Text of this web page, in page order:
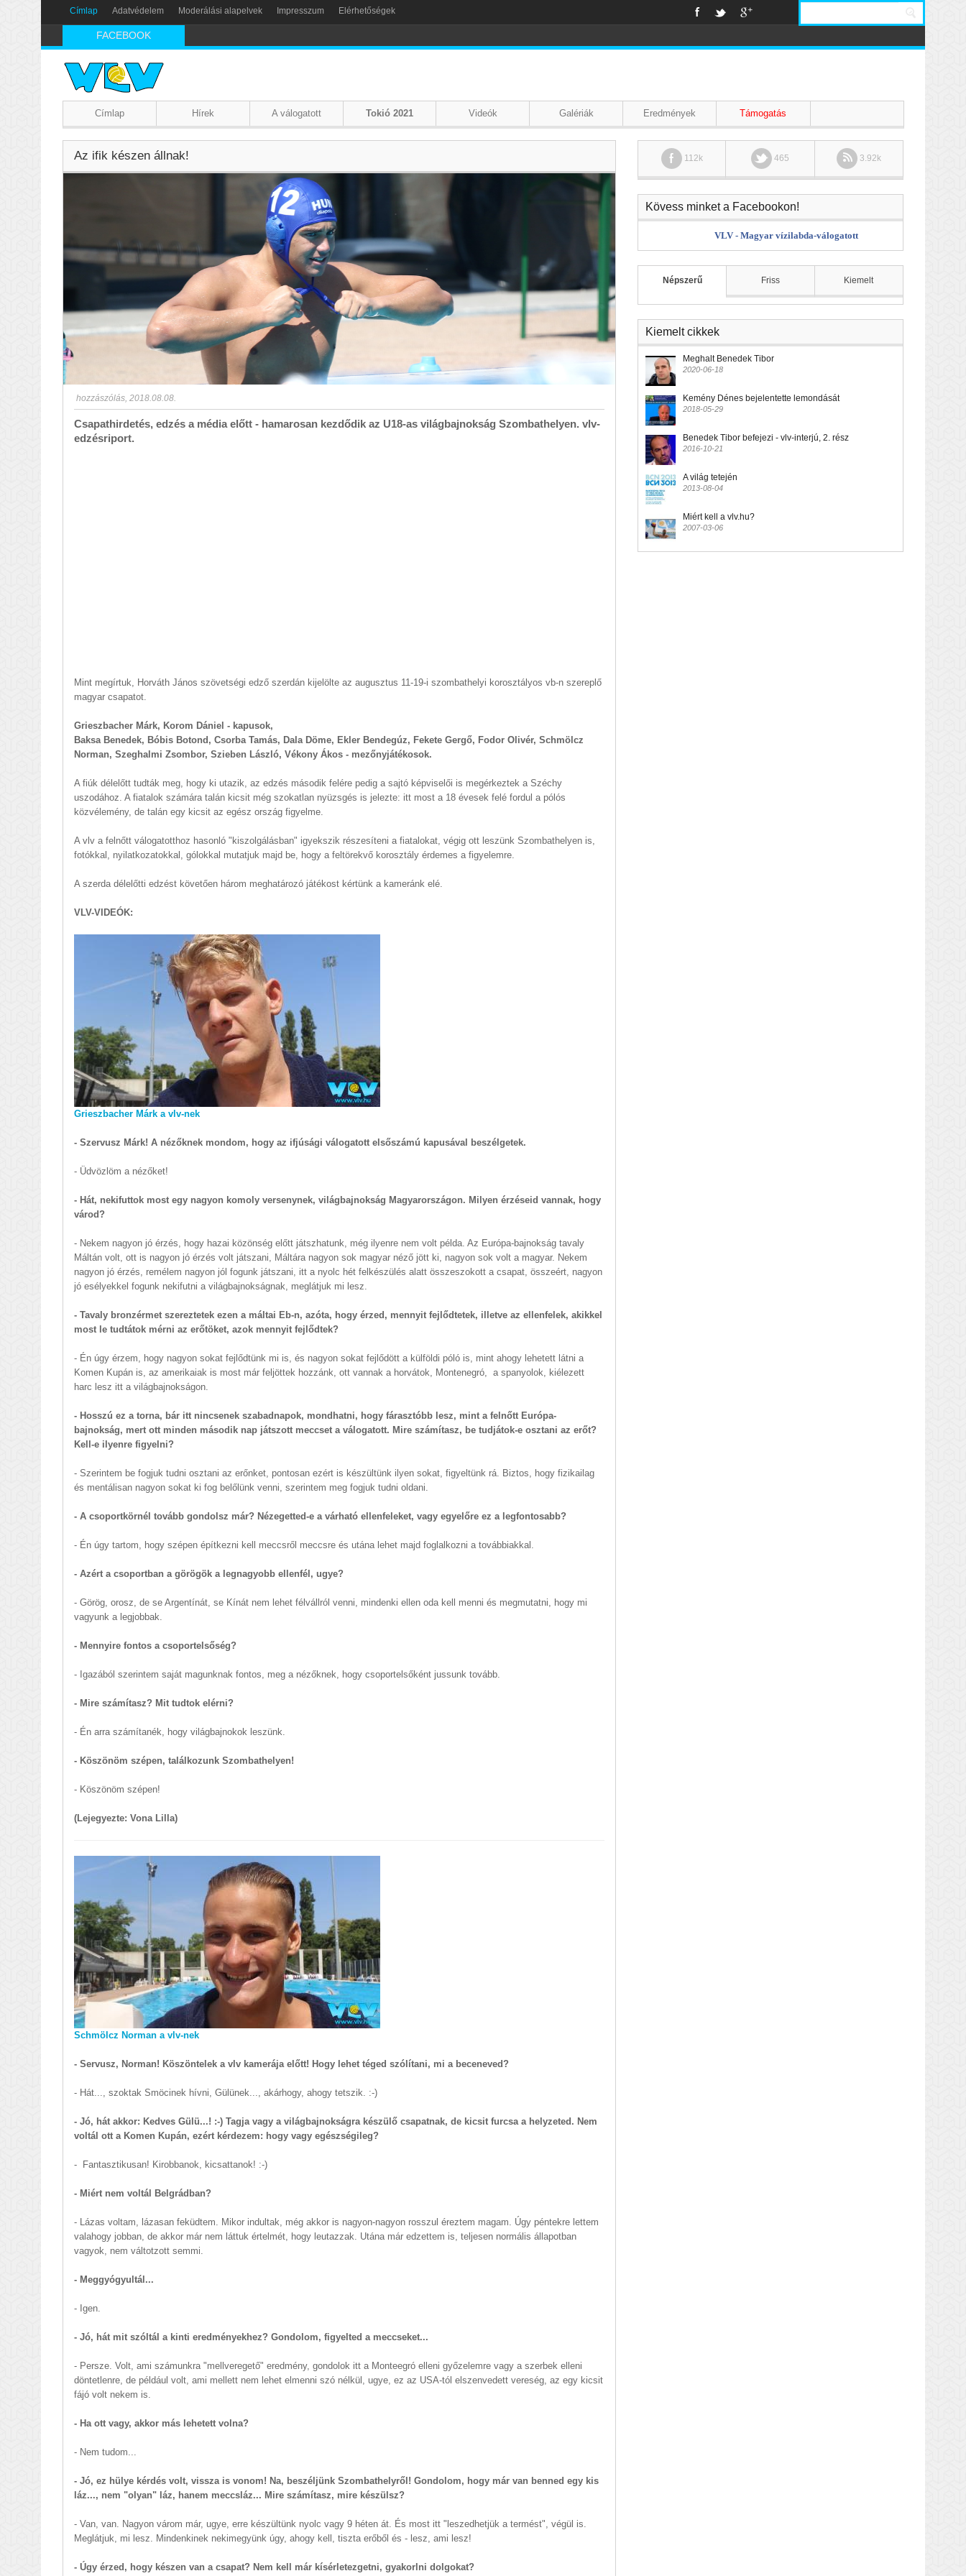
Címlap Adatvédelem Moderálási alapelvek Impresszum Elérhetőségek
FACEBOOK
Címlap Hírek A válogatott Tokió 2021 Videók Galériák Eredmények Támogatás
Az ifik készen állnak!
hozzászólás, 2018.08.08.
Csapathirdetés, edzés a média előtt - hamarosan kezdődik az U18-as világbajnokság Szombathelyen. vlv-
edzésriport.
Mint megírtuk, Horváth János szövetségi edző szerdán kijelölte az augusztus 11-19-i szombathelyi korosztályos vb-n szereplő
magyar csapatot.
Grieszbacher Márk, Korom Dániel - kapusok,
Baksa Benedek, Bóbis Botond, Csorba Tamás, Dala Döme, Ekler Bendegúz, Fekete Gergő, Fodor Olivér, Schmölcz
Norman, Szeghalmi Zsombor, Szieben László, Vékony Ákos - mezőnyjátékosok.
A fiúk délelőtt tudták meg, hogy ki utazik, az edzés második felére pedig a sajtó képviselői is megérkeztek a Széchy
uszodához. A fiatalok számára talán kicsit még szokatlan nyüzsgés is jelezte: itt most a 18 évesek felé fordul a pólós
közvélemény, de talán egy kicsit az egész ország figyelme.
A vlv a felnőtt válogatotthoz hasonló "kiszolgálásban" igyekszik részesíteni a fiatalokat, végig ott leszünk Szombathelyen is,
fotókkal, nyilatkozatokkal, gólokkal mutatjuk majd be, hogy a feltörekvő korosztály érdemes a figyelemre.
A szerda délelőtti edzést követően három meghatározó játékost kértünk a kameránk elé.
VLV-VIDEÓK:
Grieszbacher Márk a vlv-nek
- Szervusz Márk! A nézőknek mondom, hogy az ifjúsági válogatott elsőszámú kapusával beszélgetek.
- Üdvözlöm a nézőket!
- Hát, nekifuttok most egy nagyon komoly versenynek, világbajnokság Magyarországon. Milyen érzéseid vannak, hogy
várod?
- Nekem nagyon jó érzés, hogy hazai közönség előtt játszhatunk, még ilyenre nem volt példa. Az Európa-bajnokság tavaly
Máltán volt, ott is nagyon jó érzés volt játszani, Máltára nagyon sok magyar néző jött ki, nagyon sok volt a magyar. Nekem
nagyon jó érzés, remélem nagyon jól fogunk játszani, itt a nyolc hét felkészülés alatt összeszokott a csapat, összeért, nagyon
jó esélyekkel fogunk nekifutni a világbajnokságnak, meglátjuk mi lesz.
- Tavaly bronzérmet szereztetek ezen a máltai Eb-n, azóta, hogy érzed, mennyit fejlődtetek, illetve az ellenfelek, akikkel
most le tudtátok mérni az erőtöket, azok mennyit fejlődtek?
- Én úgy érzem, hogy nagyon sokat fejlődtünk mi is, és nagyon sokat fejlődött a külföldi póló is, mint ahogy lehetett látni a
Komen Kupán is, az amerikaiak is most már feljöttek hozzánk, ott vannak a horvátok, Montenegró, a spanyolok, kiélezett
harc lesz itt a világbajnokságon.
- Hosszú ez a torna, bár itt nincsenek szabadnapok, mondhatni, hogy fárasztóbb lesz, mint a felnőtt Európa-
bajnokság, mert ott minden második nap játszott meccset a válogatott. Mire számítasz, be tudjátok-e osztani az erőt?
Kell-e ilyenre figyelni?
- Szerintem be fogjuk tudni osztani az erőnket, pontosan ezért is készültünk ilyen sokat, figyeltünk rá. Biztos, hogy fizikailag
és mentálisan nagyon sokat ki fog belőlünk venni, szerintem meg fogjuk tudni oldani.
- A csoportkörnél tovább gondolsz már? Nézegetted-e a várható ellenfeleket, vagy egyelőre ez a legfontosabb?
- Én úgy tartom, hogy szépen építkezni kell meccsről meccsre és utána lehet majd foglalkozni a továbbiakkal.
- Azért a csoportban a görögök a legnagyobb ellenfél, ugye?
- Görög, orosz, de se Argentínát, se Kínát nem lehet félvállról venni, mindenki ellen oda kell menni és megmutatni, hogy mi
vagyunk a legjobbak.
- Mennyire fontos a csoportelsőség?
- Igazából szerintem saját magunknak fontos, meg a nézőknek, hogy csoportelsőként jussunk tovább.
- Mire számítasz? Mit tudtok elérni?
- Én arra számítanék, hogy világbajnokok leszünk.
- Köszönöm szépen, találkozunk Szombathelyen!
- Köszönöm szépen!
(Lejegyezte: Vona Lilla)
Schmölcz Norman a vlv-nek
- Servusz, Norman! Köszöntelek a vlv kamerája előtt! Hogy lehet téged szólítani, mi a beceneved?
- Hát..., szoktak Smöcinek hívni, Gülünek..., akárhogy, ahogy tetszik. :-)
- Jó, hát akkor: Kedves Gülü...! :-) Tagja vagy a világbajnokságra készülő csapatnak, de kicsit furcsa a helyzeted. Nem
voltál ott a Komen Kupán, ezért kérdezem: hogy vagy egészségileg?
- Fantasztikusan! Kirobbanok, kicsattanok! :-)
- Miért nem voltál Belgrádban?
- Lázas voltam, lázasan feküdtem. Mikor indultak, még akkor is nagyon-nagyon rosszul éreztem magam. Úgy péntekre lettem
valahogy jobban, de akkor már nem láttuk értelmét, hogy leutazzak. Utána már edzettem is, teljesen normális állapotban
vagyok, nem váltotzott semmi.
- Meggyógyultál...
- Igen.
- Jó, hát mit szóltál a kinti eredményekhez? Gondolom, figyelted a meccseket...
- Persze. Volt, ami számunkra "mellveregető" eredmény, gondolok itt a Monteegró elleni győzelemre vagy a szerbek elleni
döntetlenre, de például volt, ami mellett nem lehet elmenni szó nélkül, ugye, ez az USA-tól elszenvedett vereség, az egy kicsit
fájó volt nekem is.
- Ha ott vagy, akkor más lehetett volna?
- Nem tudom...
- Jó, ez hülye kérdés volt, vissza is vonom! Na, beszéljünk Szombathelyről! Gondolom, hogy már van benned egy kis
láz..., nem "olyan" láz, hanem meccsláz... Mire számítasz, mire készülsz?
- Van, van. Nagyon várom már, ugye, erre készültünk nyolc vagy 9 héten át. És most itt "leszedhetjük a termést", végül is.
Meglátjuk, mi lesz. Mindenkinek nekimegyünk úgy, ahogy kell, tiszta erőből és - lesz, ami lesz!
- Úgy érzed, hogy készen van a csapat? Nem kell már kísérletezgetni, gyakorlni dolgokat?
112k 465 3.92k
Kövess minket a Facebookon!
VLV - Magyar vízilabda-válogatott
Népszerű Friss Kiemelt
Kiemelt cikkek
Meghalt Benedek Tibor
2020-06-18
Kemény Dénes bejelentette lemondását
2018-05-29
Benedek Tibor befejezi - vlv-interjú, 2. rész
2016-10-21
A világ tetején
2013-08-04
Miért kell a vlv.hu?
2007-03-06